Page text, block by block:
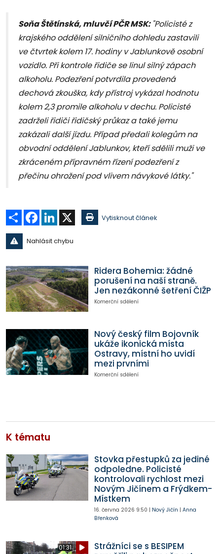
Soňa Štětínská, mluvčí PČR MSK: "Policisté z
krajského oddělení silničního dohledu zastavili
ve čtvrtek kolem 17. hodiny v Jablunkově osobní
vozidlo. Při kontrole řidiče se linul silný zápach
alkoholu. Podezření potvrdila provedená
dechová zkouška, kdy přístroj vykázal hodnotu
kolem 2,3 promile alkoholu v dechu. Policisté
zadrželi řidiči řidičský průkaz a také jemu
zakázali další jízdu. Případ předali kolegům na
obvodní oddělení Jablunkov, kteří sdělili muži ve
zkráceném přípravném řízení podezření z
přečinu ohrožení pod vlivem návykové látky."
Sdílet Facebook
LinkedIn Vytisknout článek
Nahlásit chybu
Ridera Bohemia: žádné
porušení na naší straně.
Jen nezákonné šetření ČIŽP
Komerční sdělení
Nový český film Bojovník
ukáže ikonická místa
Ostravy, místní ho uvidí
mezi prvními
Komerční sdělení
K tématu
Stovka přestupků za jediné
odpoledne. Policisté
kontrolovali rychlost mezi
Novým Jičínem a Frýdkem-
Místkem
16. června 2026 9:50 | Nový Jičín | Anna
Břenková
01:31
Strážníci se s BESIPEM